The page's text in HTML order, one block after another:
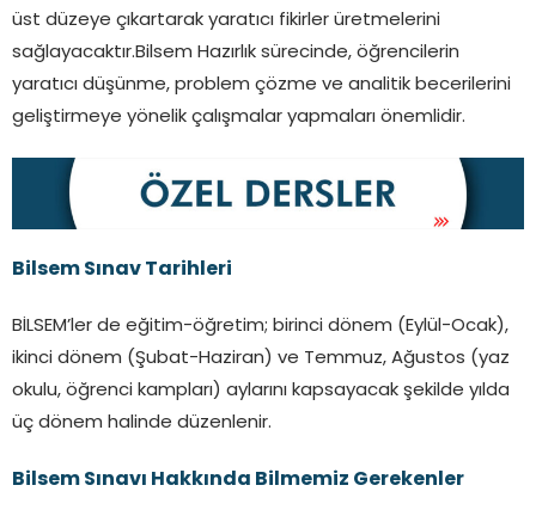
üst düzeye çıkartarak yaratıcı fikirler üretmelerini
sağlayacaktır.Bilsem Hazırlık sürecinde, öğrencilerin
yaratıcı düşünme, problem çözme ve analitik becerilerini
geliştirmeye yönelik çalışmalar yapmaları önemlidir.
Bilsem Sınav Tarihleri
BİLSEM’ler de eğitim-öğretim; birinci dönem (Eylül-Ocak),
ikinci dönem (Şubat-Haziran) ve Temmuz, Ağustos (yaz
okulu, öğrenci kampları) aylarını kapsayacak şekilde yılda
üç dönem halinde düzenlenir.
Bilsem Sınavı Hakkında Bilmemiz Gerekenler